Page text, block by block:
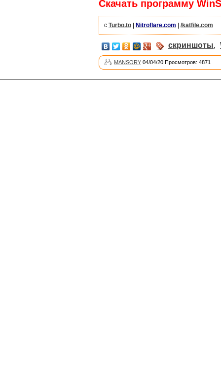
Скачать программу
с Turbo.to Nitroflare.com /katfile.com
скриншоты,
MANSORY 04/04/20 Просмотров: 4871